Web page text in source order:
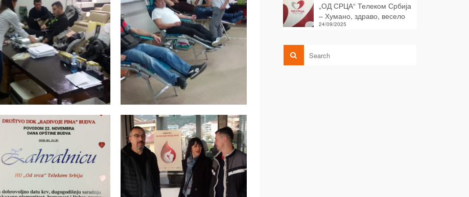
„ОД СРЦА“ Телеком Србија
– Хумано, здраво, весело
24/09/2025